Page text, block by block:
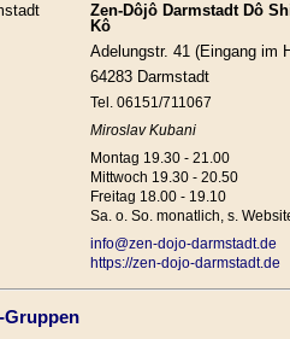
Zen-Dôjô Darmstadt Dô
Kô
Adelungstr. 41 (Eingang im
64283 Darmstadt
Tel. 06151/711067
Miroslav Kubani
Montag 19.30 - 21.00
Mittwoch 19.30 - 20.50
Freitag 18.00 - 19.10
Sa. o. So. monatlich, s.
info@zen-dojo-darmstadt.de
https://zen-dojo-darmstadt.de
Gruppen